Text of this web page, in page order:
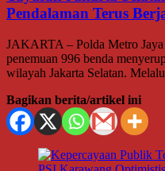
Pendalaman Terus
JAKARTA – Polda Metro
penemuan 996 benda
wilayah Jakarta Selatan.
Bagikan berita/artikel ini